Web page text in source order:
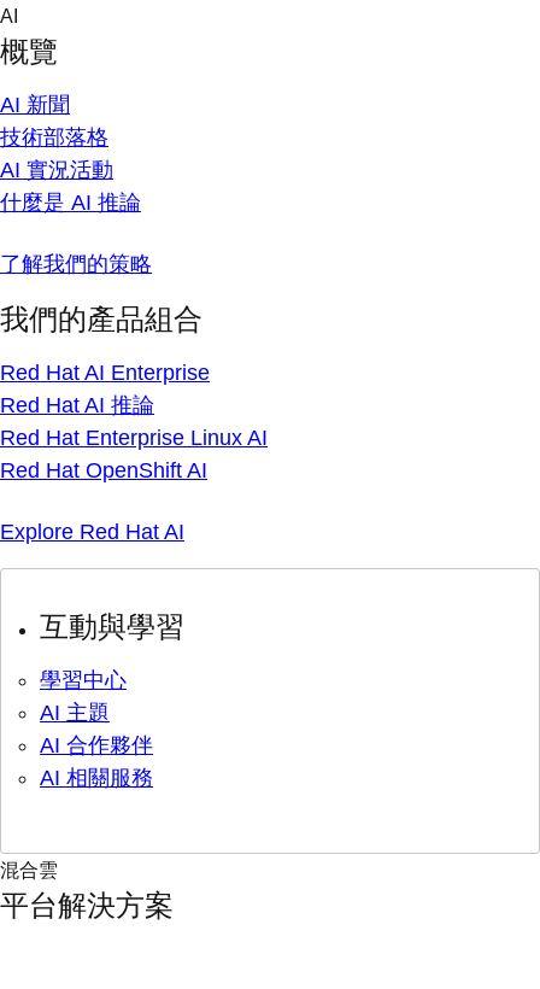
Skip
content
AI
概覽
AI 新聞
技術部落格
AI 實況活動
什麼是 AI 推論
了解我們的策略
我們的產品組合
Red Hat AI Enterprise
Red Hat AI 推論
Red Hat Enterprise Linux AI
Red Hat OpenShift AI
Explore Red Hat AI
互動與學習
學習中心
AI 主題
AI 合作夥伴
AI 相關服務
混合雲
平台解決方案